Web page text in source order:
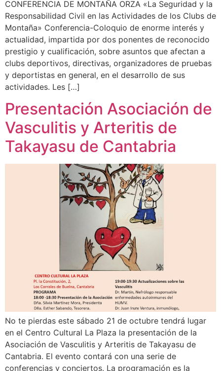
CONFERENCIA DE MONTAÑA ORZA «La Seguridad y la
Responsabilidad Civil en las Actividades de los Clubs de
Montaña» Conferencia-Coloquio de enorme interés y
actualidad, impartida por dos ponentes de reconocido
prestigio y cualificación, sobre asuntos que afectan a
clubs deportivos, directivas, organizadores de pruebas
y deportistas en general, en el desarrollo de sus
actividades. Les […]
Presentación Asociación de
Vasculitis y Arteritis de
Takayasu de Cantabria
No te pierdas este sábado 21 de octubre tendrá lugar
en el Centro Cultural La Plaza la presentación de la
Asociación de Vasculitis y Arteritis de Takayasu de
Cantabria. El evento contará con una serie de
conferencias y conciertos. La programación es la